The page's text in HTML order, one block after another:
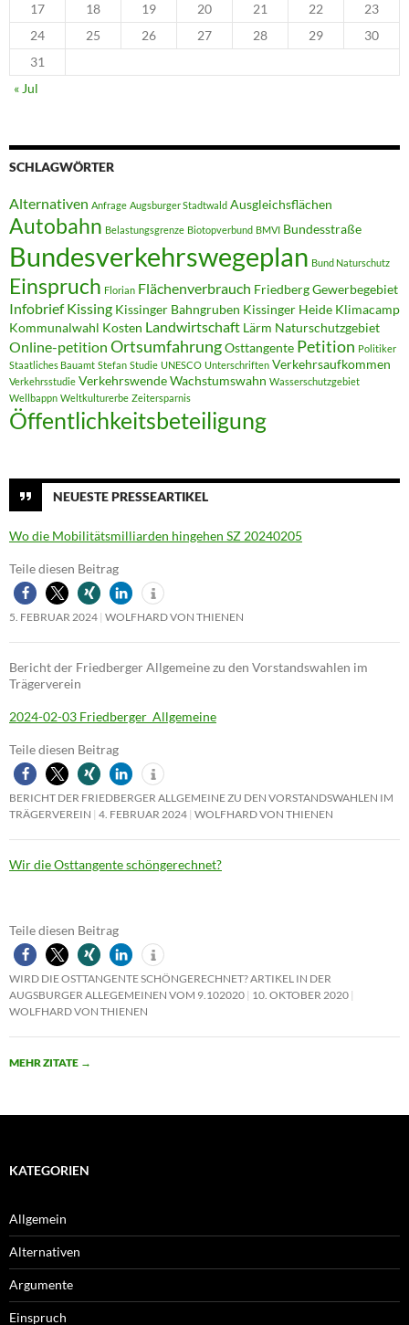
17
18 19 20 21 22
23
24
25 26 27 28 29
30
31
« Jul
SCHLAGWÖRTER
Alternativen Anfrage Augsburger Stadtwald Ausgleichsflächen
Autobahn Belastungsgrenze Biotopverbund BMVI Bundesstraße
Bundesverkehrswegeplan Bund Naturschutz
Einspruch Florian Flächenverbrauch FriedbergGewerbegebiet
Infobrief Kissing Kissinger Bahngruben Kissinger Heide Klimacamp
Kommunalwahl Kosten Landwirtschaft Lärm Naturschutzgebiet
Online-petition OrtsumfahrungOsttangente Petition Politiker
Staatliches Bauamt Stefan Studie UNESCO Unterschriften Verkehrsaufkommen
Verkehrsstudie VerkehrswendeWachstumswahn Wasserschutzgebiet
Wellbappn Weltkulturerbe Zeitersparnis
Öffentlichkeitsbeteiligung
NEUESTE PRESSEARTIKEL
Wo die Mobilitätsmilliarden hingehen SZ 20240205
Teile diesen Beitrag
5. FEBRUAR 2024 WOLFHARD VON THIENEN
Bericht der Friedberger Allgemeine zu den Vorstandswahlen im
Trägerverein
2024-02-03 Friedberger_Allgemeine
Teile diesen Beitrag
BERICHT DER FRIEDBERGER ALLGEMEINE ZU DEN VORSTANDSWAHLEN IM
TRÄGERVEREIN 4. FEBRUAR 2024 WOLFHARD VON THIENEN
Wir die Osttangente schöngerechnet?
Teile diesen Beitrag
WIRD DIE OSTTANGENTE SCHÖNGERECHNET? ARTIKEL IN DER
AUGSBURGER ALLEGEMEINEN VOM 9.102020 10. OKTOBER 2020
WOLFHARD VON THIENEN
MEHR ZITATE →
KATEGORIEN
Allgemein
Alternativen
Argumente
Einspruch